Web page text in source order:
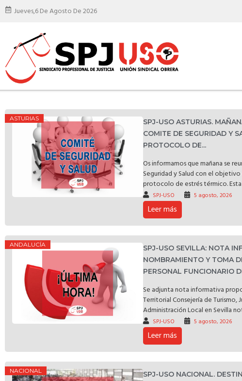
Jueves,6 De Agosto De 2026
ASTURIAS
SPJ-USO ASTURIAS.
COMITE DE SEGURIDAD Y
PROTOCOLO DE...
Os informamos que mañana se
Seguridad y Salud con el
protocolo de estrés térmico. Esta
SPJ-USO 5 agosto, 2026
Leer más
ANDALUCÍA
SPJ-USO SEVILLA: NOTA
NOMBRAMIENTO Y TOMA
PERSONAL FUNCIONARIO
Se adjunta nota informativa
Territorial Consejería de Turismo,
Administración Local en Sevilla
SPJ-USO 5 agosto, 2026
Leer más
NACIONAL
SPJ-USO NACIONAL.